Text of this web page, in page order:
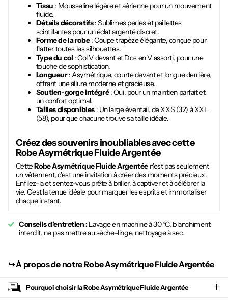
Tissu : Mousseline légère et aérienne pour un mouvement
fluide.
Détails décoratifs: Sublimes perles et paillettes
scintillantes pour un éclat argenté discret.
Forme de la robe: Coupe trapèze élégante, conçue pour
flatter toutes les silhouettes.
Type du col : Col V devant et Dos en V assorti, pour une
touche de sophistication.
Longueur: Asymétrique, courte devant et longue derrière,
offrant une allure moderne et gracieuse.
Soutien-gorge intégré: Oui, pour un maintien parfait et
un confort optimal.
Tailles disponibles: Un large éventail, de XXS (32) à XXL
(58), pour que chacune trouve sa taille idéale.
Créez des souvenirs inoubliables avec cette
Robe Asymétrique Fluide Argentée
CetteRobe Asymétrique Fluide Argentéen'est pas seulement
un vêtement, c'est une invitation à créer des moments précieux.
Enfilez-la et sentez-vous prête à briller, à captiver et à célébrer la
vie. C'est la tenue idéale pour marquer les esprits et immortaliser
chaque instant.
Conseils d'entretien :Lavage en machine à 30 °C, blanchiment
interdit, ne pas mettre au sèche-linge, nettoyage à sec.
↪︎À propos de notre Robe Asymétrique Fluide Argentée
Pourquoi choisir laRobe Asymétrique Fluide Argentée